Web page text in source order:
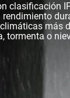
clasificación
rendimiento
más
tormenta o